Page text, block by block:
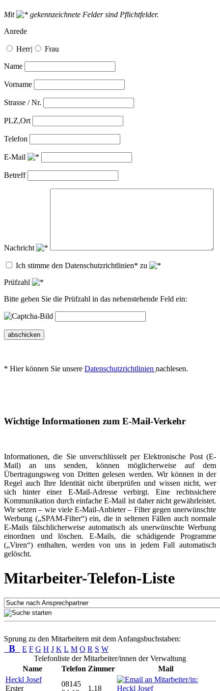
Mit
gekennzeichnete Felder sind Pflichtfelder.
Anrede
Herr| Frau
Name
Vorname
Strasse / Nr.
PLZ,Ort
Telefon
E-Mail
Betreff
Nachricht
Ich stimme den Datenschutzrichtlinien* zu
Prüfzahl
Bitte geben Sie die Prüfzahl in das nebenstehende Feld ein:
abschicken
* Hier können Sie unsere Datenschutzrichtlinien nachlesen.
Wichtige Informationen zum E-Mail-Verkehr
Informationen, die Sie unverschlüsselt per Elektronische Post (E-
Mail) an uns senden, können möglicherweise auf dem
Übertragungsweg von Dritten gelesen werden. Wir können in der
Regel auch Ihre Identität nicht überprüfen und wissen nicht, wer
sich hinter einer E-Mail-Adresse verbirgt. Eine rechtssichere
Kommunikation durch einfache E-Mail ist daher nicht gewährleistet.
Wir setzen – wie viele E-Mail-Anbieter – Filter gegen unerwünschte
Werbung („SPAM-Filter“) ein, die in seltenen Fällen auch normale
E-Mails fälschlicherweise automatisch als unerwünschte Werbung
einordnen und löschen. E-Mails, die schädigende Programme
(„Viren“) enthalten, werden von uns in jedem Fall automatisch
gelöscht.
Mitarbeiter-Telefon-Liste
Sprung zu den Mitarbeitern mit dem Anfangsbuchstaben:
B E F G H J K L M O R S W
Telefonliste der Mitarbeiter/innen der Verwaltung
Name
Telefon Zimmer
Mail
Heckl Josef
Erster
08145
1.18